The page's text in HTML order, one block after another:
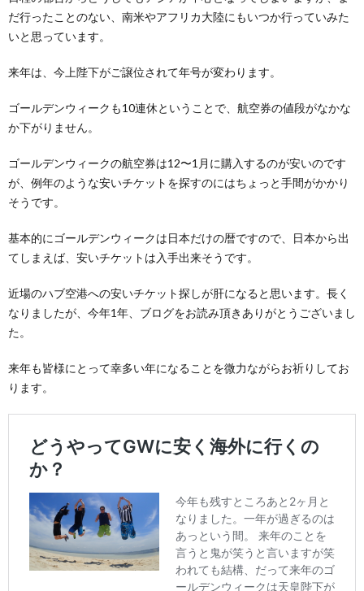
だ行ったことのない、南米やアフリカ大陸にもいつか行っていみた
いと思っています。
来年は、今上陛下がご譲位されて年号が変わります。
ゴールデンウィークも10連休ということで、航空券の値段がなかな
か下がりません。
ゴールデンウィークの航空券は12〜1月に購入するのが安いのです
が、例年のような安いチケットを探すのにはちょっと手間がかかり
そうです。
基本的にゴールデンウィークは日本だけの暦ですので、日本から出
てしまえば、安いチケットは入手出来そうです。
近場のハブ空港への安いチケット探しが肝になると思います。長く
なりましたが、今年1年、ブログをお読み頂きありがとうございまし
た。
来年も皆様にとって幸多い年になることを微力ながらお祈りしてお
ります。